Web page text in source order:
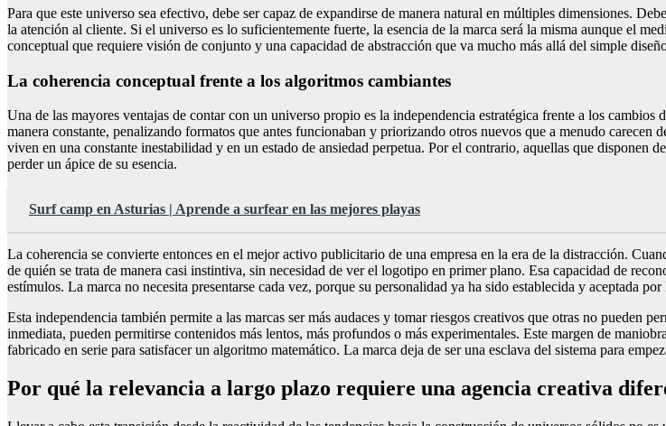
Para que este universo sea efectivo, debe ser capaz de expandirse de manera natural en múltiples dimensiones.
la atención al cliente. Si el universo es lo suficientemente fuerte, la esencia de la marca será la misma aunque el
conceptual que requiere visión de conjunto y una capacidad de abstracción que va mucho más allá del simple
La coherencia conceptual frente a los algoritmos cambiantes
Una de las mayores ventajas de contar con un universo propio es la independencia estratégica frente a los
manera constante, penalizando formatos que antes funcionaban y priorizando otros nuevos que a menudo
viven en una constante inestabilidad y en un estado de ansiedad perpetua. Por el contrario, aquellas que disponen
perder un ápice de su esencia.
Surf camp en Asturias | Aprende a surfear en las mejores playas
La coherencia se convierte entonces en el mejor activo publicitario de una empresa en la era de la distracción.
de quién se trata de manera casi instintiva, sin necesidad de ver el logotipo en primer plano. Esa capacidad de
estímulos. La marca no necesita presentarse cada vez, porque su personalidad ya ha sido establecida y aceptada
Esta independencia también permite a las marcas ser más audaces y tomar riesgos creativos que otras no pueden
inmediata, pueden permitirse contenidos más lentos, más profundos o más experimentales. Este margen de
fabricado en serie para satisfacer un algoritmo matemático. La marca deja de ser una esclava del sistema para
Por qué la relevancia a largo plazo requiere una agencia creativa